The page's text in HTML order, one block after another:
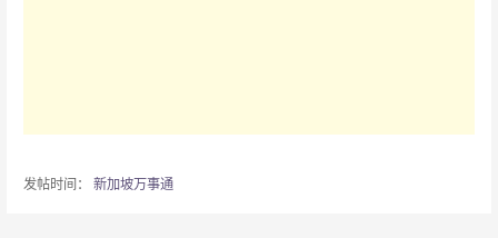
发帖时间： 新加坡万事通